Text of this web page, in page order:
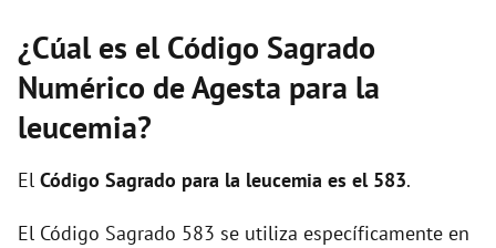
¿Cúal es el Código Sagrado
Numérico de Agesta para la
leucemia?
El Código Sagrado para la leucemia es el 583.
El Código Sagrado 583 se utiliza específicamente en